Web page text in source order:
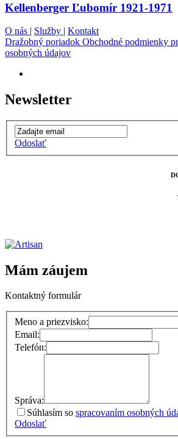
Kellenberger Ľubomír 1921-1971
O nás | Služby | Kontakt
Dražobný poriadok Obchodné podmienky
osobných údajov
Newsletter
Odoslať
Mám záujem
Kontaktný formulár
Meno a priezvisko:
Email:
Telefón:
Správa:
Súhlasím so spracovaním osobných
Odoslať